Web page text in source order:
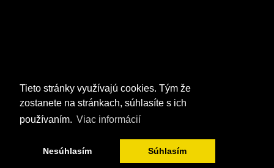
Tieto stránky využívajú cookies. Tým že
zostanete na stránkach, súhlasíte s ich
používaním. Viac informácií
Nesúhlasím Súhlasím